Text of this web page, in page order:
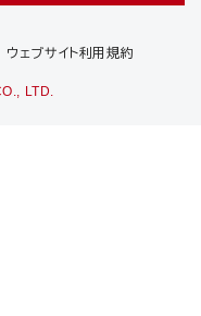
ウェブサイト利用規約
LTD.